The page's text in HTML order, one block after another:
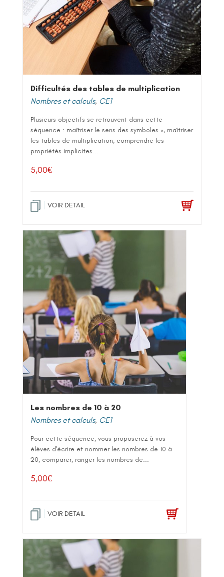
Difficultés des tables de multiplication
Nombres et calculs, CE1
Plusieurs objectifs se retrouvent dans cette
séquence : maîtriser le sens des symboles ×, maîtriser
les tables de multiplication, comprendre les
propriétés implicites...
5,00€
VOIR DETAIL
Les nombres de 10 à 20
Nombres et calculs, CE1
Pour cette séquence, vous proposerez à vos
élèves d'écrire et nommer les nombres de 10 à
20, comparer, ranger les nombres de...
5,00€
VOIR DETAIL